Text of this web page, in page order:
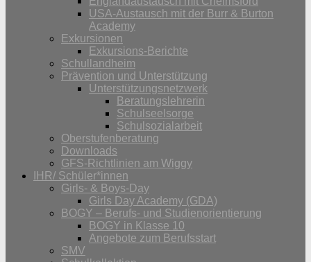
USA-Austausch mit der Burr & Burton
Academy
Exkursionen
Exkursions-Berichte
Schullandheim
Prävention und Unterstützung
Unterstützungsnetzwerk
Beratungslehrerin
Schulseelsorge
Schulsozialarbeit
Oberstufenberatung
Downloads
GFS-Richtlinien am Wiggy
IHR/ Schüler*innen
Girls- & Boys-Day
Girls Day Academy (GDA)
BOGY – Berufs- und Studienorientierung
BOGY in Klasse 10
Angebote zum Berufsstart
SMV